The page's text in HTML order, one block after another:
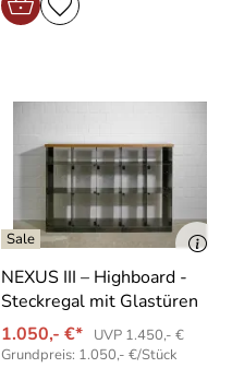
NEXUS III – Highboard -
Steckregal mit Glastüren
1.050,- €*
UVP 1.450,- €
Grundpreis: 1.050,- €/Stück